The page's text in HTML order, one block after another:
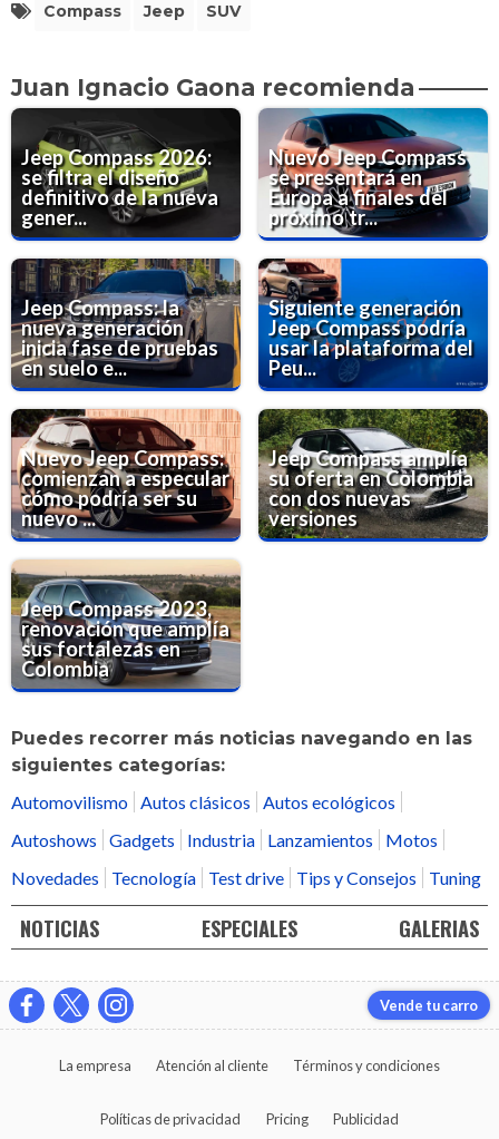
Compass Jeep SUV
Juan Ignacio Gaona recomienda
Jeep Compass 2026:
se filtra el diseño
definitivo de la nueva
gener...
Nuevo Jeep Compass
se presentará en
Europa a finales del
próximo tr...
Jeep Compass: la
nueva generación
inicia fase de pruebas
en suelo e...
Siguiente generación
Jeep Compass podría
usar la plataforma del
Peu...
Nuevo Jeep Compass:
comienzan a especular
cómo podría ser su
nuevo ...
Jeep Compass amplía
su oferta en Colombia
con dos nuevas
versiones
Jeep Compass 2023,
renovación que amplía
sus fortalezas en
Colombia
Puedes recorrer más noticias navegando en las
siguientes categorías:
Automovilismo Autos clásicos
Autos ecológicos
Autoshows
Gadgets Industria Lanzamientos
Motos
Novedades
Tecnología Test drive Tips y Consejos Tuning
NOTICIAS ESPECIALES GALERIAS
Vende tu carro
La empresa Atención al cliente Términos y condiciones
Políticas de privacidad Pricing Publicidad